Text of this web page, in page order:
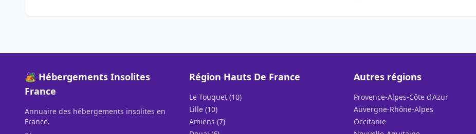
🏕️ Hébergements Insolites
France
Annuaire des hébergements insolites en
France.
Région Hauts De France
Le Touquet (10)
Lille (10)
Amiens (7)
Autres régions
Provence-Alpes-Côte d'Azur
Auvergne-Rhône-Alpes
Occitanie